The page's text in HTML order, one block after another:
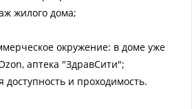
жилого дoмa;
окружение: в доме уже
аптека "ЗдравСити";
и проходимость.